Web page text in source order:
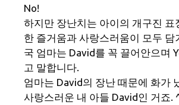
No!
하지만 장난치는 아이의 개구진 표
한 즐거움과 사랑스러움이 모두 담
국 엄마는 David를 꼭 끌어안으며
고 말합니다.
엄마는 David의 장난 때문에 화가
사랑스러운 내 아들 David인 거죠.